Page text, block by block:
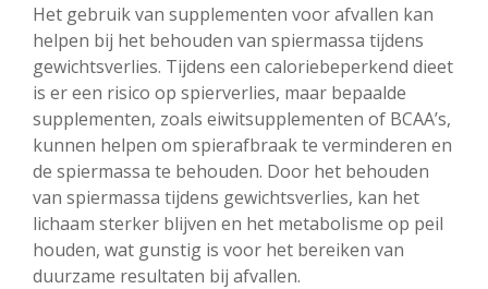
Het gebruik van supplementen voor afvallen kan
helpen bij het behouden van spiermassa tijdens
gewichtsverlies. Tijdens een caloriebeperkend dieet
is er een risico op spierverlies, maar bepaalde
supplementen, zoals eiwitsupplementen of BCAA’s,
kunnen helpen om spierafbraak te verminderen en
de spiermassa te behouden. Door het behouden
van spiermassa tijdens gewichtsverlies, kan het
lichaam sterker blijven en het metabolisme op peil
houden, wat gunstig is voor het bereiken van
duurzame resultaten bij afvallen.